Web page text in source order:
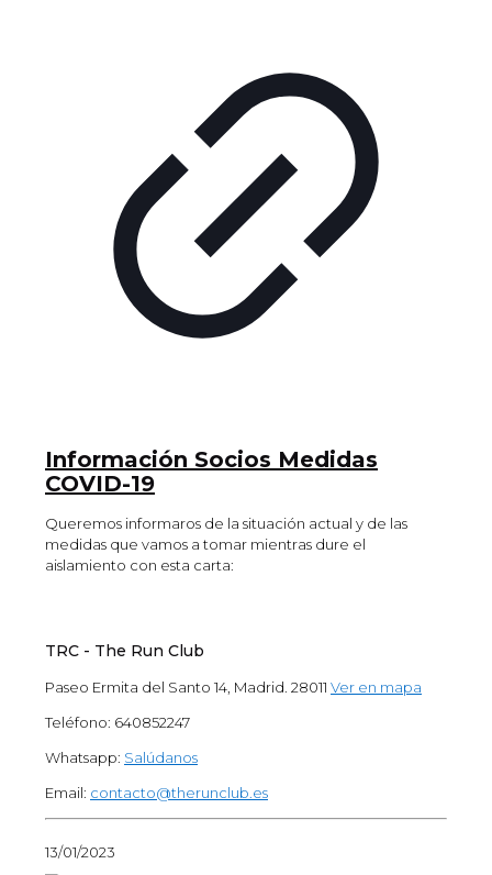
Información Socios Medidas
COVID-19
Queremos informaros de la situación actual y de las
medidas que vamos a tomar mientras dure el
aislamiento con esta carta:
TRC - The Run Club
Paseo Ermita del Santo 14, Madrid. 28011 Ver en mapa
Teléfono: 640852247
Whatsapp: Salúdanos
Email: contacto@therunclub.es
13/01/2023